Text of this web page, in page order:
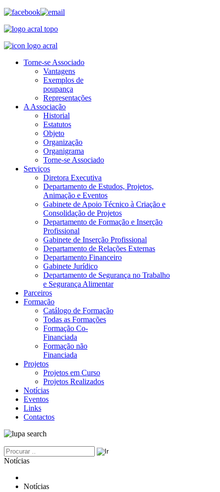
Torne-se Associado
Vantagens
Exemplos de
poupança
Representações
A Associação
Historial
Estatutos
Objeto
Organização
Organigrama
Torne-se Associado
Serviços
Diretora Executiva
Departamento de Estudos, Projetos,
Animação e Eventos
Gabinete de Apoio Técnico à Criação e
Consolidação de Projetos
Departamento de Formação e Inserção
Profissional
Gabinete de Inserção Profissional
Departamento de Relações Externas
Departamento Financeiro
Gabinete Jurídico
Departamento de Segurança no Trabalho
e Segurança Alimentar
Parceiros
Formação
Catálogo de Formação
Todas as Formações
Formação Co-
Financiada
Formação não
Financiada
Projetos
Projetos em Curso
Projetos Realizados
Notícias
Eventos
Links
Contactos
Notícias
Notícias